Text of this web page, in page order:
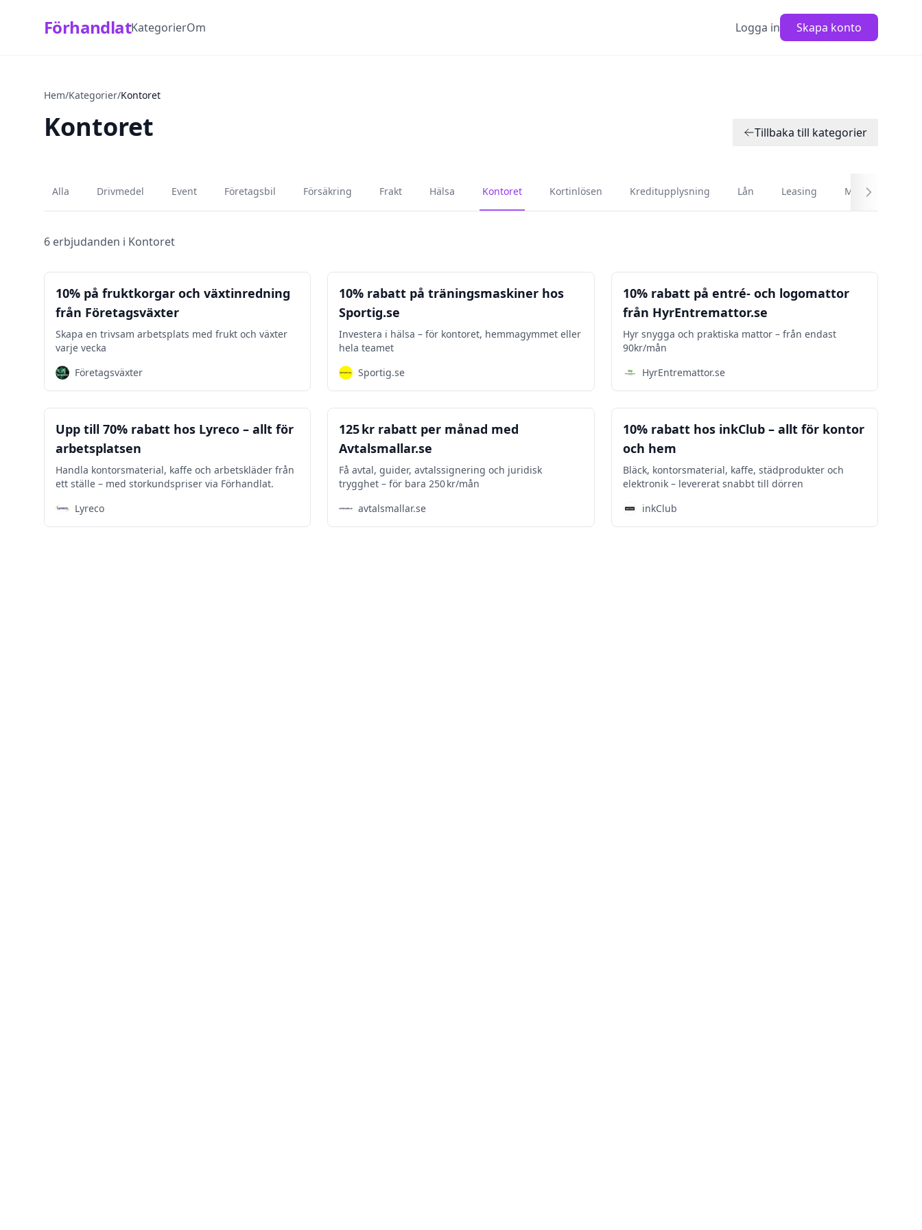
FörhandlatKategorierOm Logga in Skapa konto
Hem/Kategorier/Kontoret
Kontoret Tillbaka till kategorier
Alla Drivmedel Event Företagsbil Försäkring Frakt Hälsa Kontoret Kortinlösen Kreditupplysning Lån Leasing Marknadsföring
6 erbjudanden i Kontoret
Kontoret Hälsa
10% på fruktkorgar och växtinredning
från Företagsväxter
Skapa en trivsam arbetsplats med frukt och växter
varje vecka
Företagsväxter
Hälsa Kontoret
10% rabatt på träningsmaskiner hos
Sportig.se
Investera i hälsa – för kontoret, hemmagymmet eller
hela teamet
Sportig.se
Kontoret
10% rabatt på entré- och logomattor
från HyrEntremattor.se
Hyr snygga och praktiska mattor – från endast
90kr/mån
HyrEntremattor.se
Kontoret
Upp till 70% rabatt hos Lyreco – allt för
arbetsplatsen
Handla kontorsmaterial, kaffe och arbetskläder från
ett ställe – med storkundspriser via Förhandlat.
Lyreco
Kontoret
125 kr rabatt per månad med
Avtalsmallar.se
Få avtal, guider, avtalssignering och juridisk
trygghet – för bara 250 kr/mån
avtalsmallar.se
Kontoret
10% rabatt hos inkClub – allt för kontor
och hem
Bläck, kontorsmaterial, kaffe, städprodukter och
elektronik – levererat snabbt till dörren
inkClub